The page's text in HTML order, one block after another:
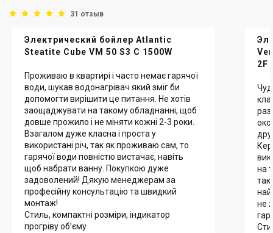
31 отзыв
Электрический бойлер Atlantic
Steatite Cube VM 50 S3 C 1500W
Проживаю в квартирі і часто немає гарячої
води, шукав водонагрівач який зміг би
допомогти вирішити це питання. Не хотів
заощаджувати на такому обладнанні, щоб
довше прожило і не міняти кожні 2-3 роки.
Взагалом дуже класна і проста у
використані річ, так як проживаю сам, то
гарячої води повністю вистачає, навіть
щоб набрати ванну. Покупкою дуже
задоволений! Дякую менеджерам за
професійну консультацію та швидкий
монтаж!
Стиль, компактні розміри, індикатор
прогріву об’єму
2F
на
так
не